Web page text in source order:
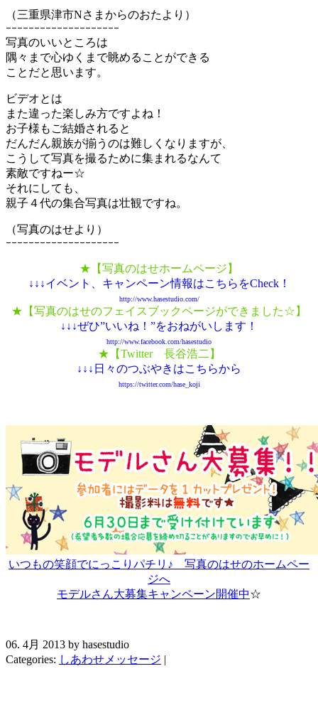
（三重県津市Nさまからのおたより）
ｰｰｰｰｰｰｰｰｰｰｰｰｰｰｰｰｰｰｰｰ
写真のいいところは
隅々まで心ゆくまで眺めることができる
ことだと思います。
ビデオとは
また違った楽しみ方ですよね！
お子様もご結婚されると
だんだん親族が揃うのは難しくなりますが、
こうして写真を撮るために集まれるなんて
素敵ですねー☆
それにしても、
親子４代の集合写真は壮観ですね。
（写真のはせより）
ｰｰｰｰｰｰｰｰｰｰｰｰｰｰｰｰｰｰｰｰ
★【写真のはせホームページ】
↓↓↓イベント、キャンペーン情報はこちらをCheck！
http://www.hasestudio.com/
★【写真のはせのフェイスブックページができました☆】
↓↓↓ぜひ”いいね！”をおねがいします！
http://www.facebook.com/hasestudio
★【Twitter 長谷浩二】
↓↓↓日々のつぶやきはこちらから
https://twitter.com/hase_koji
いつもの笑顔でにっこりパチリ♪ 写真のはせのホームペー
ジへ
モデルさん大募集キャンペーン開催中☆
06. 4月 2013 by hasestudio
Categories: しあわせメッセージ |